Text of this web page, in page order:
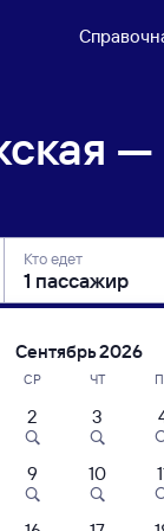
Кто едет
Цены за 1 пассажира
Сентябрь 2026
СР ЧТ
2 3
9 10